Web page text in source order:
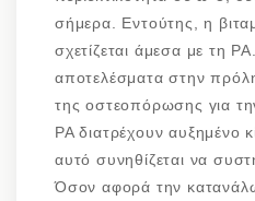
σήμερα. Eντούτης, η
σχετίζεται άμεσα με τη
αποτελέσματα στην
της οστεοπόρωσης για
ΡΑ διατρέχουν αυξημένο
αυτό συνηθίζεται να
Όσον αφορά την